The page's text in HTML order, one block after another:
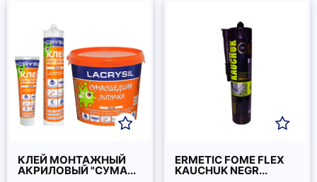
КЛЕЙ МОНТАЖНЫЙ
АКРИЛОВЫЙ "СУМА...
ERMETIC FOME FLEX
KAUCHUK NEGR...